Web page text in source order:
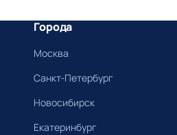
Города
Москва
Санкт-Петербург
Новосибирск
Екатеринбург